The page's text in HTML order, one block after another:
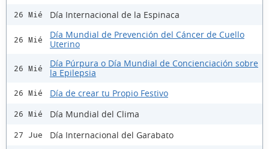
26 Mié Día Internacional de la Espinaca
26 Mié
Día Mundial de Prevención del Cáncer de Cuello
Uterino
26 Mié
Día Púrpura o Día Mundial de Concienciación sobre
la Epilepsia
26 Mié Día de crear tu Propio Festivo
26 Mié Día Mundial del Clima
27 Jue Día Internacional del Garabato